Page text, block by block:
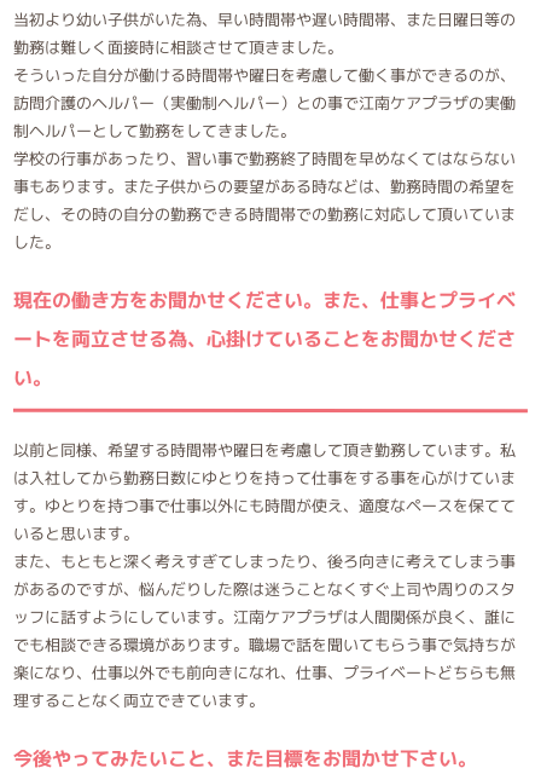
当初より幼い子供がいた為、早い時間帯や遅い時間帯、また日曜日等の
勤務は難しく面接時に相談させて頂きました。
そういった自分が働ける時間帯や曜日を考慮して働く事ができるのが、
訪問介護のヘルパー（実働制ヘルパー）との事で江南ケアプラザの実働
制ヘルパーとして勤務をしてきました。
学校の行事があったり、習い事で勤務終了時間を早めなくてはならない
事もあります。また子供からの要望がある時などは、勤務時間の希望を
だし、その時の自分の勤務できる時間帯での勤務に対応して頂いていま
した。
現在の働き方をお聞かせください。また、仕事とプライベ
ートを両立させる為、心掛けていることをお聞かせくださ
い。
以前と同様、希望する時間帯や曜日を考慮して頂き勤務しています。私
は入社してから勤務日数にゆとりを持って仕事をする事を心がけていま
す。ゆとりを持つ事で仕事以外にも時間が使え、適度なペースを保てて
いると思います。
また、もともと深く考えすぎてしまったり、後ろ向きに考えてしまう事
があるのですが、悩んだりした際は迷うことなくすぐ上司や周りのスタ
ッフに話すようにしています。江南ケアプラザは人間関係が良く、誰に
でも相談できる環境があります。職場で話を聞いてもらう事で気持ちが
楽になり、仕事以外でも前向きになれ、仕事、プライベートどちらも無
理することなく両立できています。
今後やってみたいこと、また目標をお聞かせ下さい。